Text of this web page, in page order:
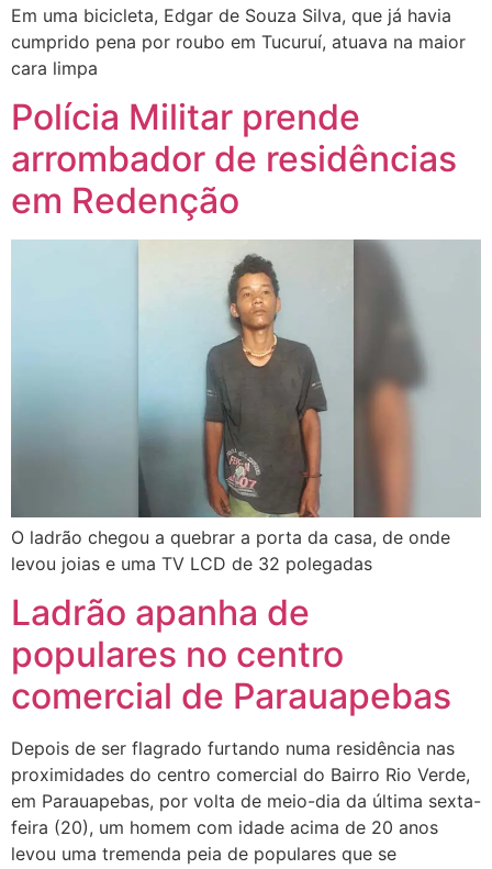
Em uma bicicleta, Edgar de Souza Silva, que já havia
cumprido pena por roubo em Tucuruí, atuava na maior
cara limpa
Polícia Militar prende
arrombador de residências
em Redenção
O ladrão chegou a quebrar a porta da casa, de onde
levou joias e uma TV LCD de 32 polegadas
Ladrão apanha de
populares no centro
comercial de Parauapebas
Depois de ser flagrado furtando numa residência nas
proximidades do centro comercial do Bairro Rio Verde,
em Parauapebas, por volta de meio-dia da última sexta-
feira (20), um homem com idade acima de 20 anos
levou uma tremenda peia de populares que se